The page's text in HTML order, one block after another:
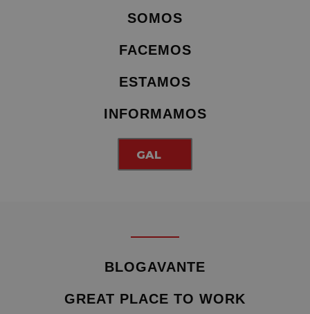
SOMOS
FACEMOS
ESTAMOS
INFORMAMOS
GAL
BLOGAVANTE
GREAT PLACE TO WORK